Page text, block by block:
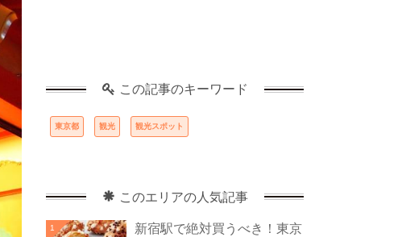
この記事のキーワード
東京都 観光 観光スポット
このエリアの人気記事
1
新宿駅で絶対買うべき！東京